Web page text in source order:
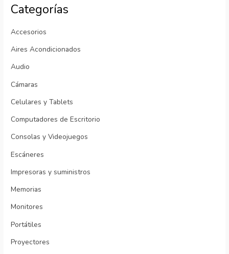
Categorías
Accesorios
Aires Acondicionados
Audio
Cámaras
Celulares y Tablets
Computadores de Escritorio
Consolas y Videojuegos
Escáneres
Impresoras y suministros
Memorias
Monitores
Portátiles
Proyectores